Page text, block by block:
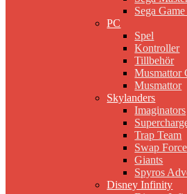
Sega
PC
Spel
Kontroller
Tillbehör
Musmattor
Musmattor
Skylanders
Imaginators
Trap Team
Swap Force
Giants
Spyros
Disney Infinity